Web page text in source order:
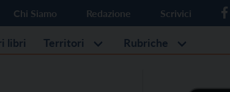
Chi Siamo Redazione Scrivici
libri Territori Rubriche